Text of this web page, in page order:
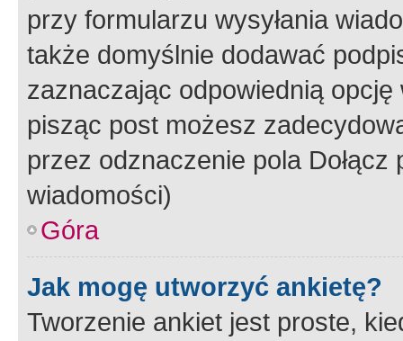
przy formularzu wysyłania
także domyślnie dodawać
zaznaczając odpowiednią
pisząc post możesz
przez odznaczenie pola
wiadomości)
Góra
Jak mogę utworzyć ankietę?
Tworzenie ankiet jest proste,